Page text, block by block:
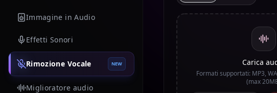
Immagine in Audio
Effetti Sonori
Rimozione Vocale NEW
Miglioratore audio
Carica
Formati supportati: MP3,
(max